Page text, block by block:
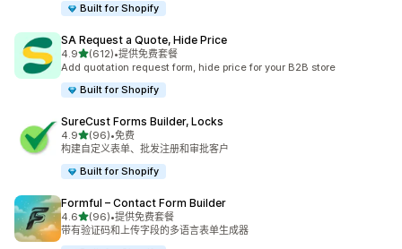
Built for Shopify
SA Request a Quote, Hide Price
4.9星（满分 5 星）
(612)
总共 612 条评论
•提供免费套餐
Add quotation request form, hide price for your B2B store
Built for Shopify
SureCust Forms Builder, Locks
4.9星（满分 5 星）
(96)
总共 96 条评论
•免费
构建自定义表单、批发注册和审批客户
Built for Shopify
Formful – Contact Form Builder
4.6星（满分 5 星）
(96)
总共 96 条评论
•提供免费套餐
带有验证码和上传字段的多语言表单生成器